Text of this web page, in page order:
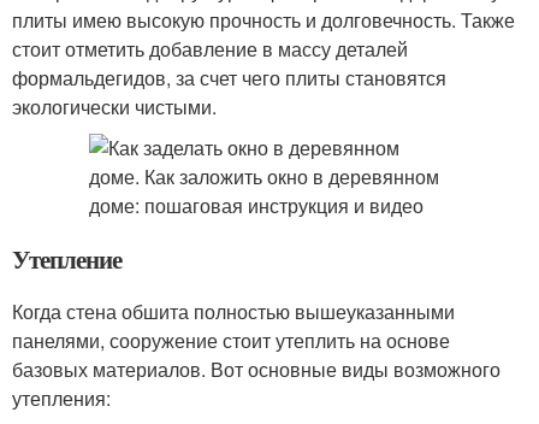
плиты имею высокую прочность и долговечность. Также
стоит отметить добавление в массу деталей
формальдегидов, за счет чего плиты становятся
экологически чистыми.
Утепление
Когда стена обшита полностью вышеуказанными
панелями, сооружение стоит утеплить на основе
базовых материалов. Вот основные виды возможного
утепления: